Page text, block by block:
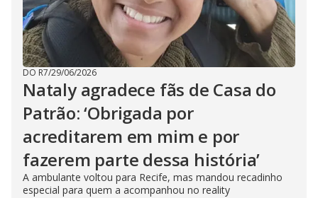
DO R7/29/06/2026
Nataly agradece fãs de Casa do
Patrão: ‘Obrigada por
acreditarem em mim e por
fazerem parte dessa história’
A ambulante voltou para Recife, mas mandou recadinho
especial para quem a acompanhou no reality